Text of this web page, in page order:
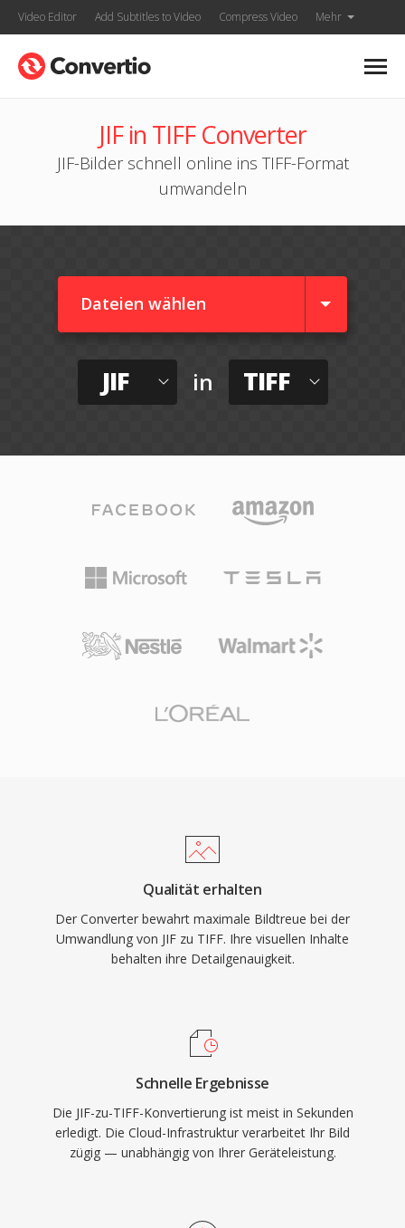
Video Editor Add Subtitles to Video Compress Video Mehr
JIF in TIFF Converter
JIF-Bilder schnell online ins TIFF-Format
umwandeln
Dateien wählen
JIF in TIFF
Qualität erhalten
Der Converter bewahrt maximale Bildtreue bei der
Umwandlung von JIF zu TIFF. Ihre visuellen Inhalte
behalten ihre Detailgenauigkeit.
Schnelle Ergebnisse
Die JIF-zu-TIFF-Konvertierung ist meist in Sekunden
erledigt. Die Cloud-Infrastruktur verarbeitet Ihr Bild
zügig — unabhängig von Ihrer Geräteleistung.